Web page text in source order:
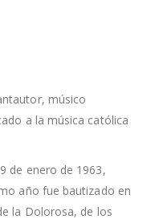
músico
a la música católica
de enero de 1963,
año fue bautizado en
la Dolorosa, de los